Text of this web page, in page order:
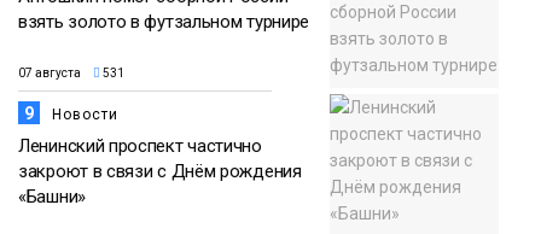
взять золото в футзальном турнире
07 августа 531
9 Новости
Ленинский проспект частично
закроют в связи с Днём рождения
«Башни»